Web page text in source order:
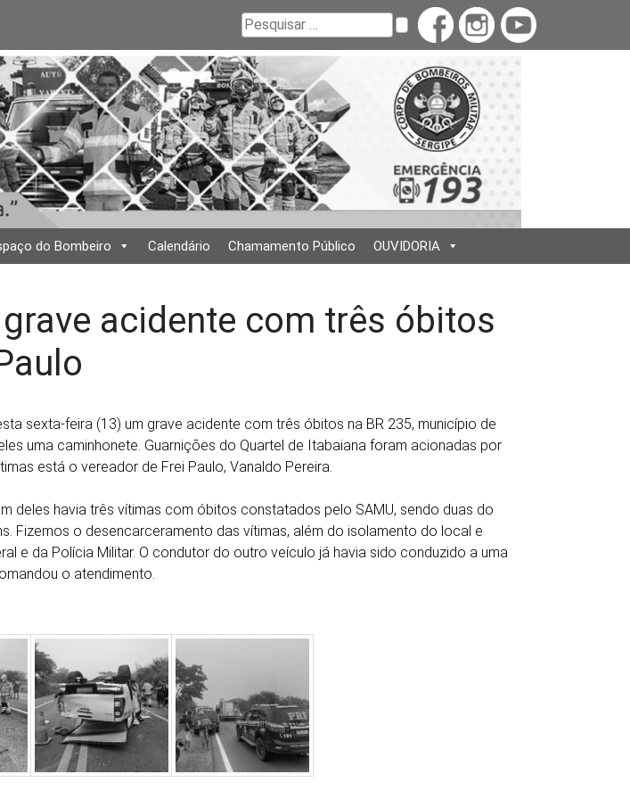
Pesquisar Buscar
do Bombeiro Calendário Chamamento Público OUVIDORIA
acidente com três óbitos
sexta-feira (13) um grave acidente com três óbitos na BR 235, município de
uma caminhonete. Guarnições do Quartel de Itabaiana foram acionadas por
está o vereador de Frei Paulo, Vanaldo Pereira.
deles havia três vítimas com óbitos constatados pelo SAMU, sendo duas do
Fizemos o desencarceramento das vítimas, além do isolamento do local e
e da Polícia Militar. O condutor do outro veículo já havia sido conduzido a uma
o atendimento.